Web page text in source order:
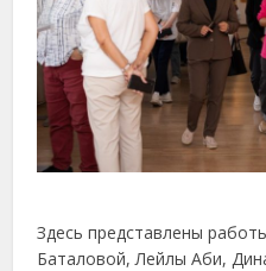
Здесь представлены
Баталовой, Лейлы Аби,